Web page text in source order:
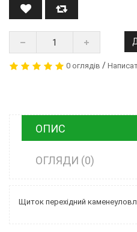
0 оглядів /
ОПИС
ОГЛЯДИ (0)
Щиток перехідний